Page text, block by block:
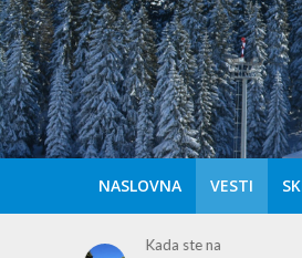
NASLOVNA VESTI